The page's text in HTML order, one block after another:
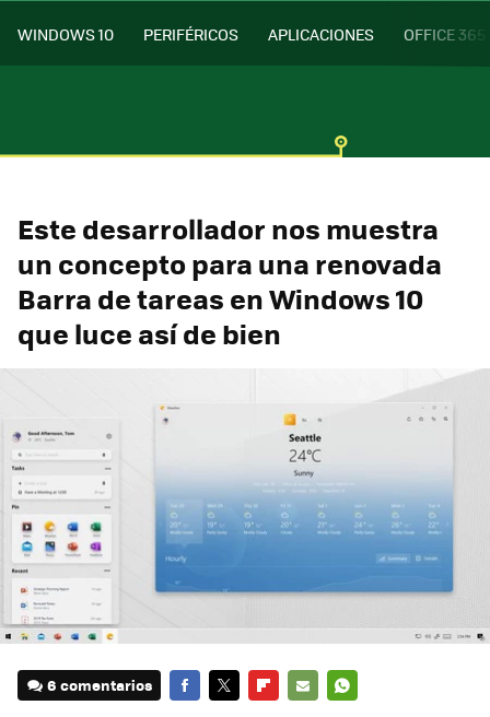
WINDOWS 10 PERIFÉRICOS APLICACIONES OFFICE 365
Este desarrollador nos muestra
un concepto para una renovada
Barra de tareas en Windows 10
que luce así de bien
6 comentarios